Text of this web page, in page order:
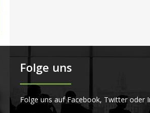
Folge uns
Folge uns auf Facebook, Twitter oder